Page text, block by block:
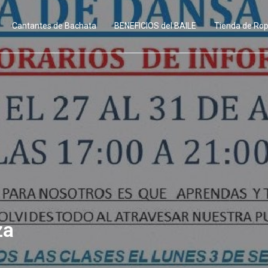
Cantantes de Bachata BENEFICIOS del BAILE Tienda de